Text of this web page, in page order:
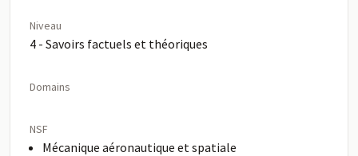
Niveau
4 - Savoirs factuels et théoriques
Domains
NSF
Mécanique aéronautique et spatiale